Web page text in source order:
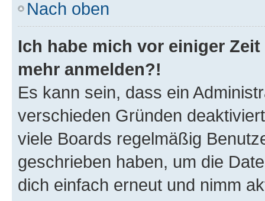
Nach oben
Ich habe mich vor einiger
mehr anmelden?!
Es kann sein, dass ein
verschieden Gründen
viele Boards regelmäßig
geschrieben haben, um die
dich einfach erneut und nimm